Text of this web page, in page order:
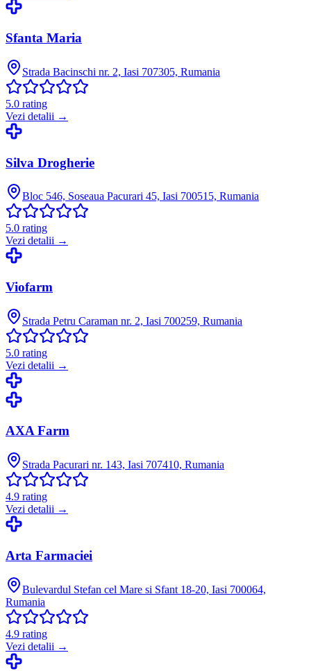
Sfanta Maria
Strada Bacinschi nr. 2, Iasi 707305, Rumania
5.0 rating
Vezi detalii →
Silva Drogherie
Bloc 546, Soseaua Pacurari 45, Iasi 700515, Rumania
5.0 rating
Vezi detalii →
Viofarm
Strada Petru Caraman nr. 2, Iasi 700259, Rumania
5.0 rating
Vezi detalii →
AXA Farm
Strada Pacurari nr. 143, Iasi 707410, Rumania
4.9 rating
Vezi detalii →
Arta Farmaciei
Bulevardul Stefan cel Mare si Sfant 18-20, Iasi 700064,
Rumania
4.9 rating
Vezi detalii →